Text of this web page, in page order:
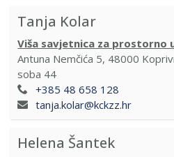
Tanja Kolar
Viša savjetnica za prostorno
Antuna Nemčića 5, 48000
soba 44
+385 48 658 128
tanja.kolar@kckzz.hr
Helena Šantek